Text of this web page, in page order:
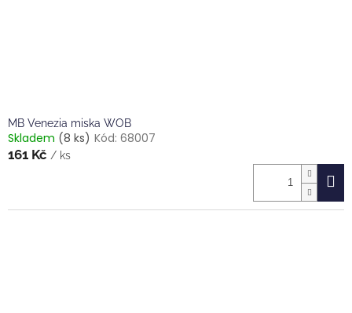
MB Venezia miska WOB
Skladem (8 ks) Kód: 68007
161 Kč / ks